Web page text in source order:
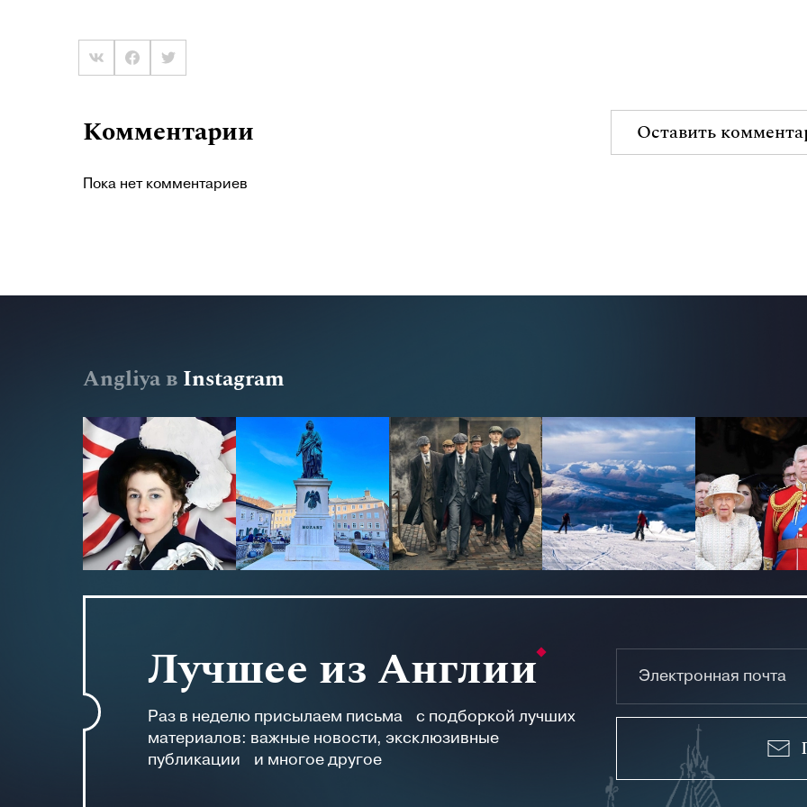
Комментарии Оставить
Пока нет комментариев
Angliya вInstagram
Лучшее из Англии
Раз в неделю присылаем письма с подборкой лучших
материалов: важные новости, эксклюзивные
публикации и многое другое